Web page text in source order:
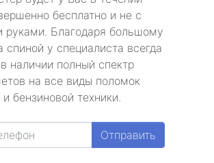
бесплатно и не с
руками. Благодаря большому
спиной у специалиста всегда
наличии полный спектр
на все виды поломок
бензиновой техники.
Отправить